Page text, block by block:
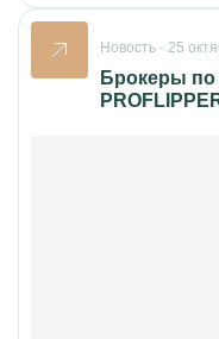
Новость · 25
Брокеры по